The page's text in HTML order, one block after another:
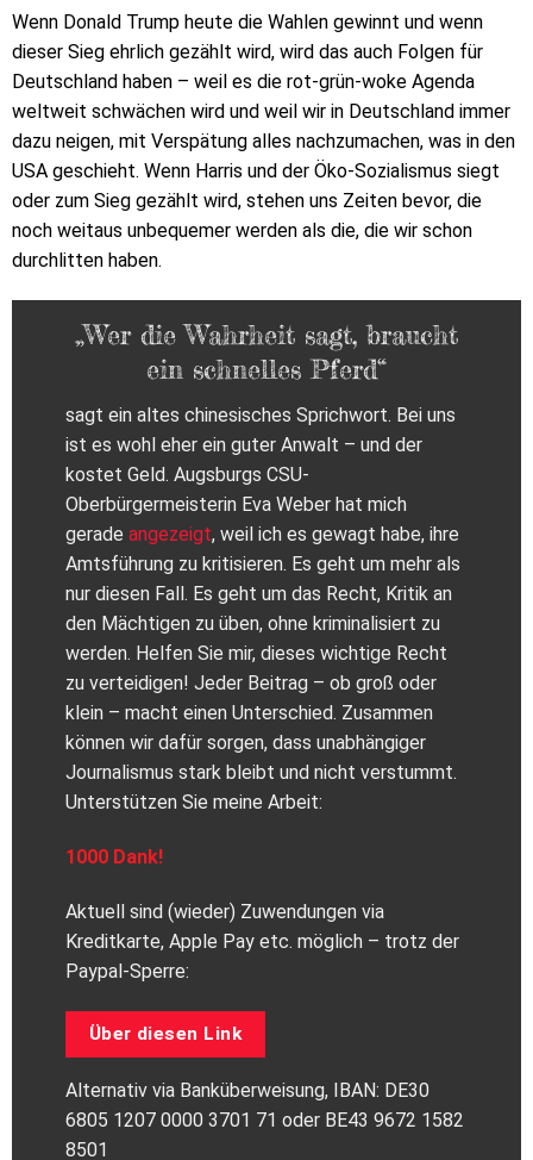
Wenn Donald Trump heute die Wahlen gewinnt und wenn
dieser Sieg ehrlich gezählt wird, wird das auch Folgen für
Deutschland haben – weil es die rot-grün-woke Agenda
weltweit schwächen wird und weil wir in Deutschland immer
dazu neigen, mit Verspätung alles nachzumachen, was in den
USA geschieht. Wenn Harris und der Öko-Sozialismus siegt
oder zum Sieg gezählt wird, stehen uns Zeiten bevor, die
noch weitaus unbequemer werden als die, die wir schon
durchlitten haben.
„Wer die Wahrheit sagt, braucht
ein schnelles Pferd“
sagt ein altes chinesisches Sprichwort. Bei uns
ist es wohl eher ein guter Anwalt – und der
kostet Geld. Augsburgs CSU-
Oberbürgermeisterin Eva Weber hat mich
gerade angezeigt, weil ich es gewagt habe, ihre
Amtsführung zu kritisieren. Es geht um mehr als
nur diesen Fall. Es geht um das Recht, Kritik an
den Mächtigen zu üben, ohne kriminalisiert zu
werden. Helfen Sie mir, dieses wichtige Recht
zu verteidigen! Jeder Beitrag – ob groß oder
klein – macht einen Unterschied. Zusammen
können wir dafür sorgen, dass unabhängiger
Journalismus stark bleibt und nicht verstummt.
Unterstützen Sie meine Arbeit:
1000 Dank!
Aktuell sind (wieder) Zuwendungen via
Kreditkarte, Apple Pay etc. möglich – trotz der
Paypal-Sperre:
Über diesen Link
Alternativ via Banküberweisung, IBAN: DE30
6805 1207 0000 3701 71 oder BE43 9672 1582
8501